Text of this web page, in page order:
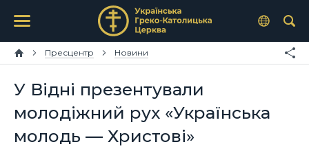
Пресцентр Новини
У Відні презентували
молодіжний рух «Українська
молодь — Христові»